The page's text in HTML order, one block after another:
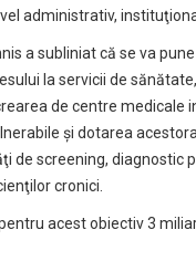
administrativ,
a subliniat că se va
la servicii de
de centre medicale
şi dotarea
de screening, diagnostic
cronici.
acest obiectiv 3